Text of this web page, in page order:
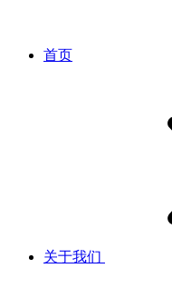
首页
关于我们